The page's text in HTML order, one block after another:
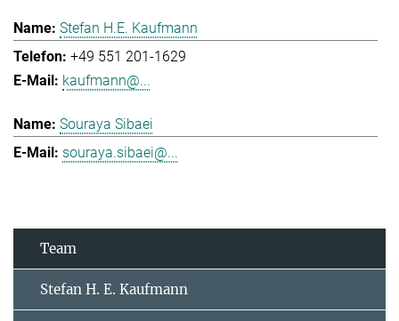
Stefan H.E. Kaufmann
+49 551 201-1629
kaufmann@...
Souraya Sibaei
souraya.sibaei@...
Team
Stefan H. E. Kaufmann